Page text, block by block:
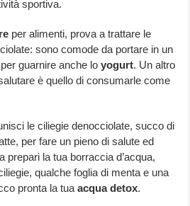
sportiva.
per alimenti, prova a trattare le
sono comode da portare in un
guarnire anche loyogurt. Un altro
è quello di consumarle come
le ciliegie denocciolate, succo di
per fare un pieno di salute ed
prepari la tua borraccia d’acqua,
qualche foglia di menta e una
pronta la tuaacqua detox.